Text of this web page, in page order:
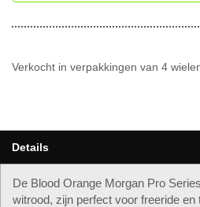
Verkocht in verpakkingen van 4
Details
De Blood Orange Morgan Pro
witrood, zijn perfect voor freeride